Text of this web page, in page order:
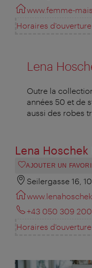
www.femme-
Horaires d'ouverture
Lena
Outre la
années 50 et de
aussi des robes
Lena
AJOUTER UN FAVORI
Seilergasse 16,
+43 050 309 200
Horaires d'ouverture